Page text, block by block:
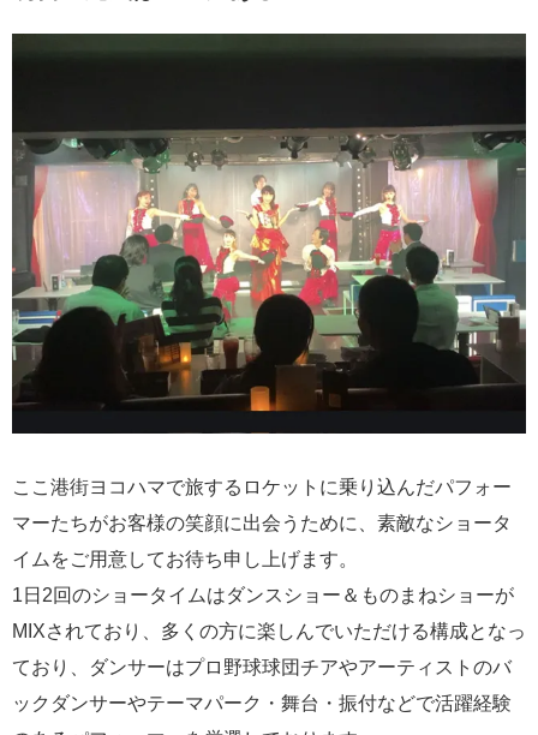
ここ港街ヨコハマで旅するロケットに乗り込んだパフォー
マーたちがお客様の笑顔に出会うために、素敵なショータ
イムをご用意してお待ち申し上げます。
1日2回のショータイムはダンスショー＆ものまねショーが
MIXされており、多くの方に楽しんでいただける構成となっ
ており、ダンサーはプロ野球球団チアやアーティストのバ
ックダンサーやテーマパーク・舞台・振付などで活躍経験